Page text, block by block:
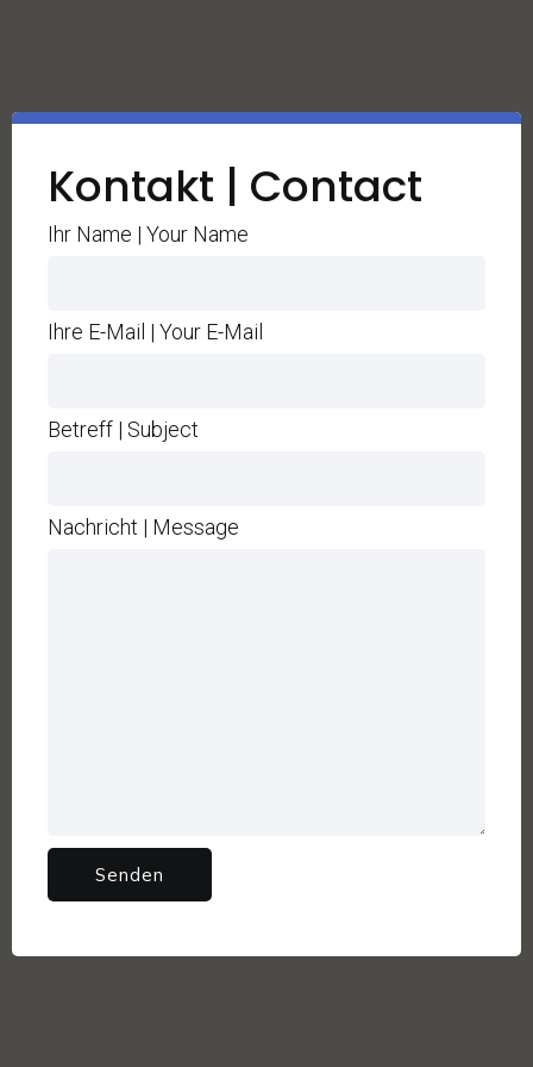
Kontakt | Contact
Ihr Name | Your Name
Ihre E-Mail | Your E-Mail
Betreff | Subject
Nachricht | Message